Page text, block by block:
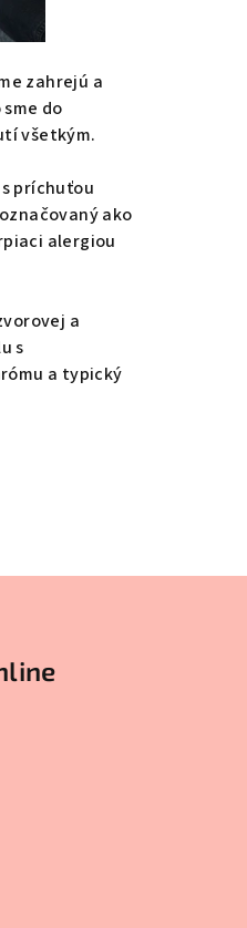
zahrejú a
do
všetkým.
príchuťou
ako
alergiou
a
s
a typický